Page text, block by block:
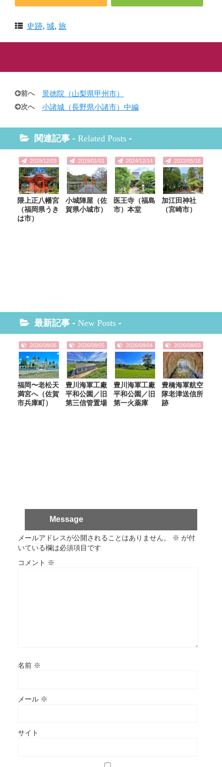
史跡, 城, 旅
前へ 景徳院（山梨県甲州市）
次へ 小諸城（長野県小諸市）中編
関連記事 - Related Posts -
2019/12/03
隈上正八幡宮
（福岡県うき
は市）
2019/01/01
小城陣屋（佐
賀県小城市）
2024/12/14
医王寺（福島
市）本堂
2022/05/18
加江田神社
（宮崎市）
最新記事 - New Posts -
2026/08/06
福岡〜老松天
満宮へ（佐賀
市兵庫町）
2026/08/05
豊川海軍工廠
平和公園／旧
第三信管置場
2026/08/04
豊川海軍工廠
平和公園／旧
第一火薬庫
2026/08/03
豊橋海軍航空
隊老津送信所
跡
Message
メールアドレスが公開されることはありません。 ※ が付
いている欄は必須項目です
コメント ※
名前 ※
メール ※
サイト